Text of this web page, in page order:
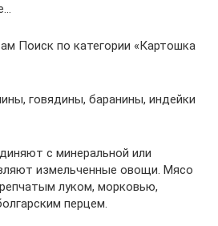
Поиск по категории «Картошка
говядины, баранины, индейки
с минеральной или
измельченные овощи. Мясо
луком, морковью,
перцем.